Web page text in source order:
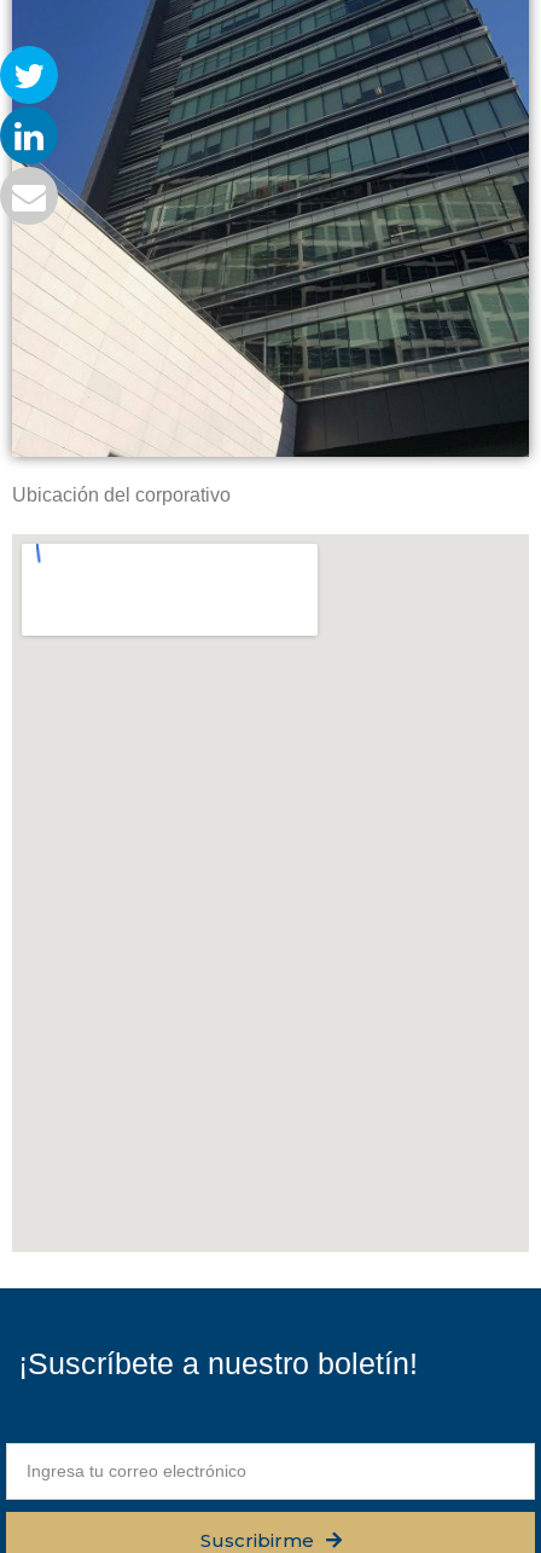
Ubicación del corporativo
¡Suscríbete a nuestro boletín!
Suscribirme